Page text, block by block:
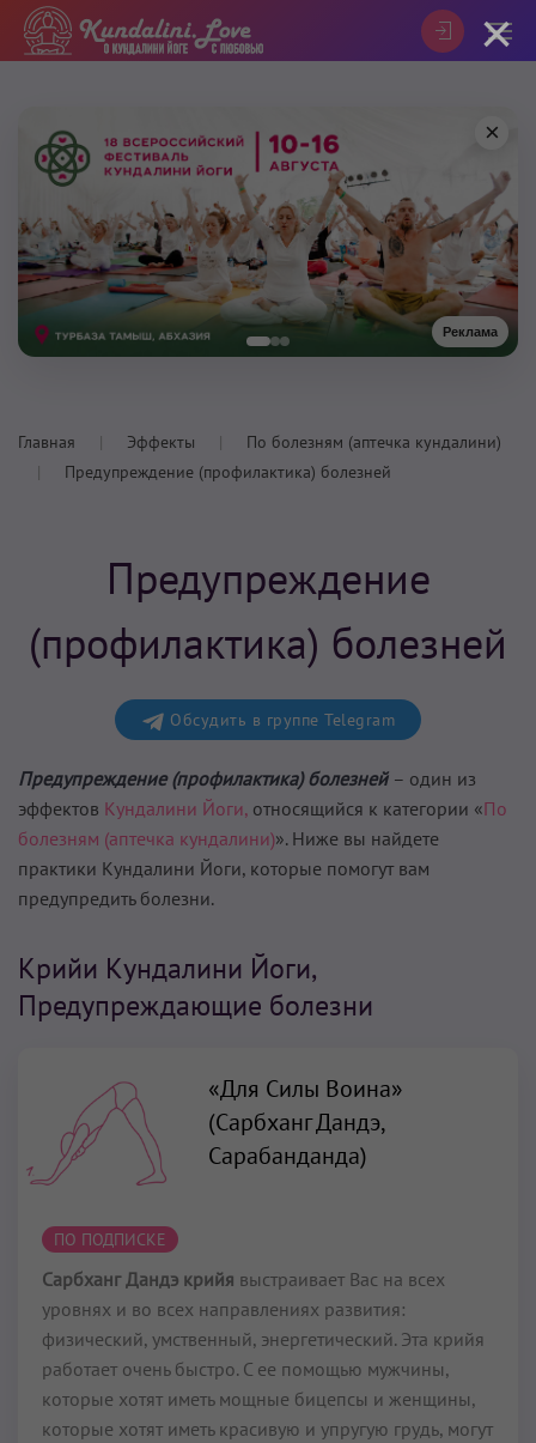
Реклама
×
Главная Эффекты
По болезням (аптечка кундалини)
Предупреждение (профилактика) болезней
Предупреждение
(профилактика) болезней
Обсудить в группе Telegram
Предупреждение (профилактика) болезней – один из
эффектов Кундалини Йоги, относящийся к категории «По
болезням (аптечка кундалини)». Ниже вы найдете
практики Кундалини Йоги, которые помогут вам
предупредить болезни.
Крийи Кундалини Йоги,
Предупреждающие болезни
«Для Силы Воина»
(Сарбханг Дандэ,
Сарабанданда)
ПО ПОДПИСКЕ
Сарбханг Дандэ крийя выстраивает Вас на всех
уровнях и во всех направлениях развития:
физический, умственный, энергетический. Эта крийя
работает очень быстро. С ее помощью мужчины,
которые хотят иметь мощные бицепсы и женщины,
которые хотят иметь красивую и упругую грудь, могут
×